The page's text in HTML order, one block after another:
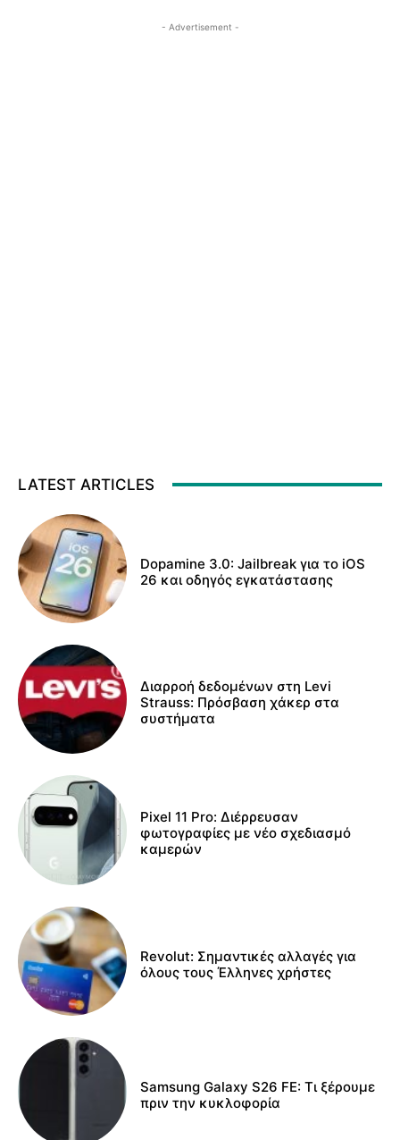
- Advertisement -
LATEST ARTICLES
Dopamine 3.0: Jailbreak για το iOS
26 και οδηγός εγκατάστασης
Διαρροή δεδομένων στη Levi
Strauss: Πρόσβαση χάκερ στα
συστήματα
Pixel 11 Pro: Διέρρευσαν
φωτογραφίες με νέο σχεδιασμό
καμερών
Revolut: Σημαντικές αλλαγές για
όλους τους Έλληνες χρήστες
Samsung Galaxy S26 FE: Τι ξέρουμε
πριν την κυκλοφορία